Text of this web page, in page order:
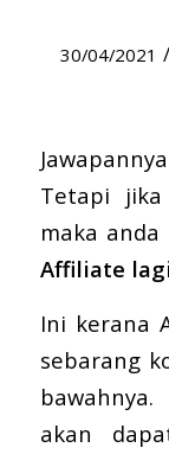
30/04/2021 /
Tetapi
maka anda
Affiliate
Ini kerana
sebarang
akan